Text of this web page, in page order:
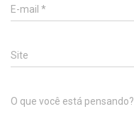
E-mail *
Site
O que você está pensando?